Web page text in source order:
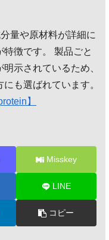
量や原材料が詳細に
徴です。 製品ごと
示されているため、
も選ばれています。
】
Misskey
LINE
コピー